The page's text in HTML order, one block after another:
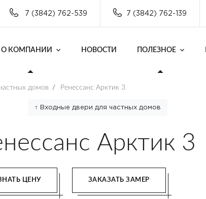
7 (3842) 762-539 7 (3842) 762-139
О КОМПАНИИ НОВОСТИ ПОЛЕЗНОЕ
домов / Ренессанс Арктик 3
↑ Входные двери для частных домов
Арктик 3
ЦЕНУ ЗАКАЗАТЬ ЗАМЕР